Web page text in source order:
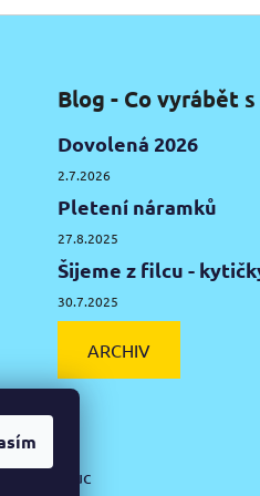
Blog - Co vyrábět
Dovolená 2026
2.7.2026
Pletení náramků
27.8.2025
Šijeme z filcu -
30.7.2025
ARCHIV
Olomouc